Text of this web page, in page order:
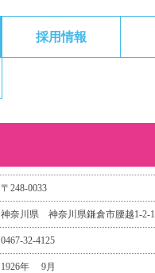
採用情報
〒248-0033
神奈川県 神奈川県鎌倉市腰越1-2-1
0467-32-4125
1926年 9月